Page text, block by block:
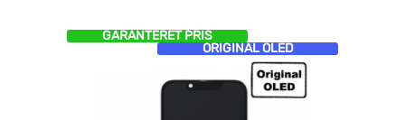
GARANTERET PRIS
ORIGINAL OLED